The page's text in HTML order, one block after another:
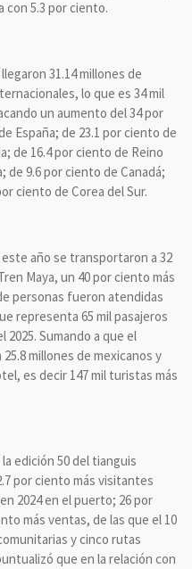
con 5.3 por ciento.
31.14 millones de
lo que es 34 mil
un aumento del 34 por
España; de 23.1 por ciento de
de 16.4 por ciento de Reino
de 9.6 por ciento de Canadá;
ciento de Corea del Sur.
año se transportaron a 32
Maya, un 40 por ciento más
personas fueron atendidas
representa 65 mil pasajeros
Sumando a que el
millones de mexicanos y
es decir 147 mil turistas más
edición 50 del tianguis
por ciento más visitantes
2024 en el puerto; 26 por
más ventas, de las que el 10
y cinco rutas
que en la relación con